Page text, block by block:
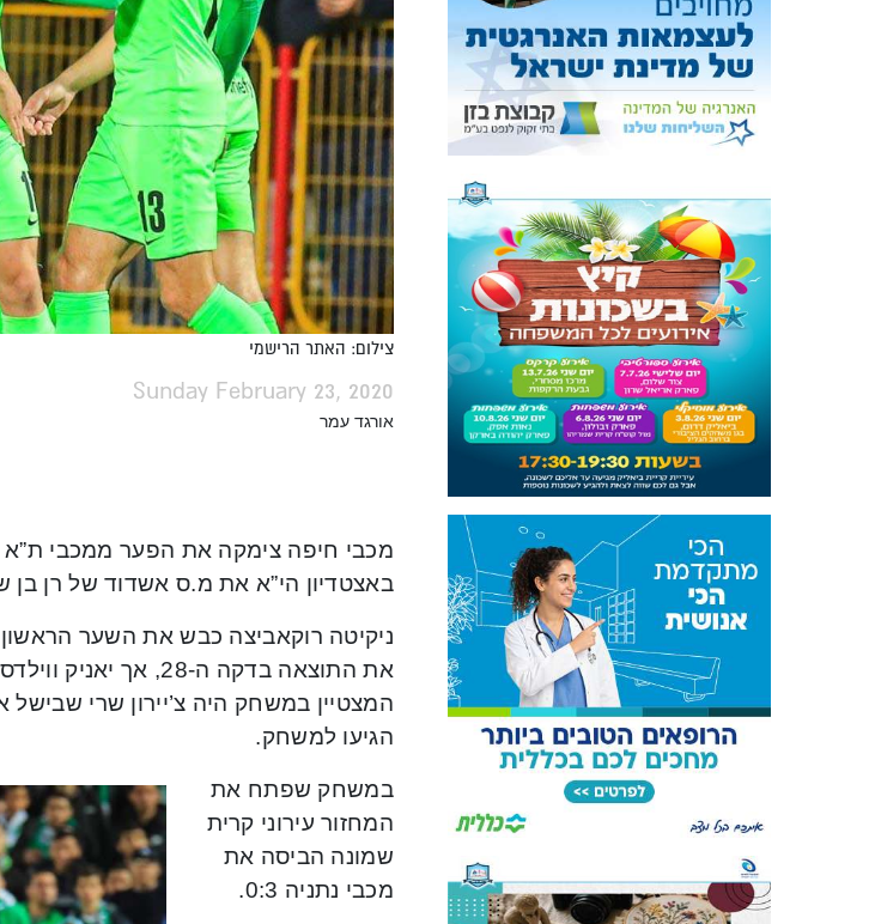
צילום: האתר הרישמי
Sunday February 23, 2020
אורגד עמר
באצטדיון הי”א את מ.ס אשדוד של רן בן שמעון 1:2, במסגרת המחזור ה-25
הגיעו למשחק.
במשחק שפתח את
המחזור עירוני קרית
שמונה הביסה את
מכבי נתניה 0:3.